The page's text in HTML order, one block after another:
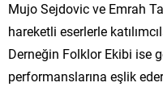
Mujo Sejdovic ve Emrah
hareketli eserlerle
Derneğin Folklor Ekibi ise
performanslarına eşlik